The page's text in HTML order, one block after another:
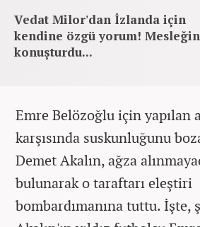
Vedat Milor'dan İzlanda için
kendine özgü yorum!
konuşturdu...
Emre Belözoğlu için yapılan
karşısında suskunluğunu
Demet Akalın, ağza
bulunarak o taraftarı eleştiri
bombardımanına tuttu. İşte,